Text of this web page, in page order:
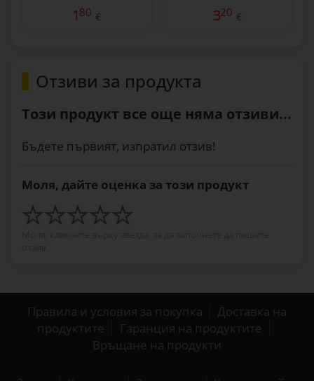
180 € 320 €
Отзиви за продукта
Този продукт все още няма отзиви...
Бъдете първият, изпратил отзив!
Моля, дайте оценка за този продукт
Правила и условия за покупка
Доставка на
продуктите
Гаранция на продуктите
Връщане на продукти